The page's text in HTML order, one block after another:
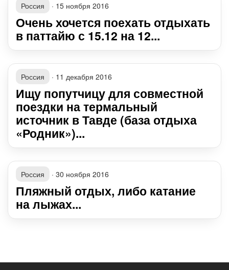
Россия · 15 ноября 2016
Очень хочется поехать отдыхать
в паттайю с 15.12 на 12...
Россия · 11 декабря 2016
Ищу попутчицу для совместной
поездки на термальный
источник в Тавде (база отдыха
«Родник»)...
Россия · 30 ноября 2016
Пляжный отдых, либо катание
на лыжах...